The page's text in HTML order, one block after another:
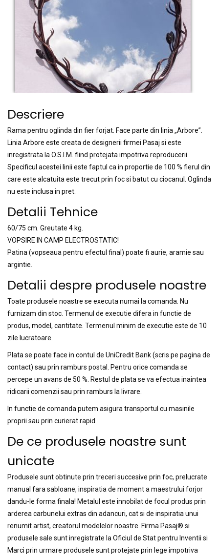
Descriere
Rama pentru oglinda din fier forjat. Face parte din linia „Arbore”.
Linia Arbore este creata de designerii firmei Pasaj si este
inregistrata la O.S.I.M. fiind protejata impotriva reproducerii.
Specificul acestei linii este faptul ca in proportie de 100 % fierul din
care este alcatuita este trecut prin foc si batut cu ciocanul. Oglinda
nu este inclusa in pret.
Detalii Tehnice
60/75 cm. Greutate 4 kg.
VOPSIRE IN CAMP ELECTROSTATIC!
Patina (vopseaua pentru efectul final) poate fi aurie, aramie sau
argintie.
Detalii despre produsele noastre
Toate produsele noastre se executa numai la comanda. Nu
furnizam din stoc. Termenul de executie difera in functie de
produs, model, cantitate. Termenul minim de executie este de 10
zile lucratoare.
Plata se poate face in contul de UniCredit Bank (scris pe pagina de
contact) sau prin ramburs postal. Pentru orice comanda se
percepe un avans de 50 %. Restul de plata se va efectua inaintea
ridicarii comenzii sau prin ramburs la livrare.
In functie de comanda putem asigura transportul cu masinile
proprii sau prin curierat rapid.
De ce produsele noastre sunt
unicate
Produsele sunt obtinute prin treceri succesive prin foc, prelucrate
manual fara sabloane, inspiratia de moment a maestrului forjor
dandu-le forma finala! Metalul este innobilat de focul produs prin
arderea carbunelui extras din adancuri, cat si de inspiratia unui
renumit artist, creatorul modelelor noastre. Firma Pasaj® si
produsele sale sunt inregistrate la Oficiul de Stat pentru Inventii si
Marci prin urmare produsele sunt protejate prin lege impotriva